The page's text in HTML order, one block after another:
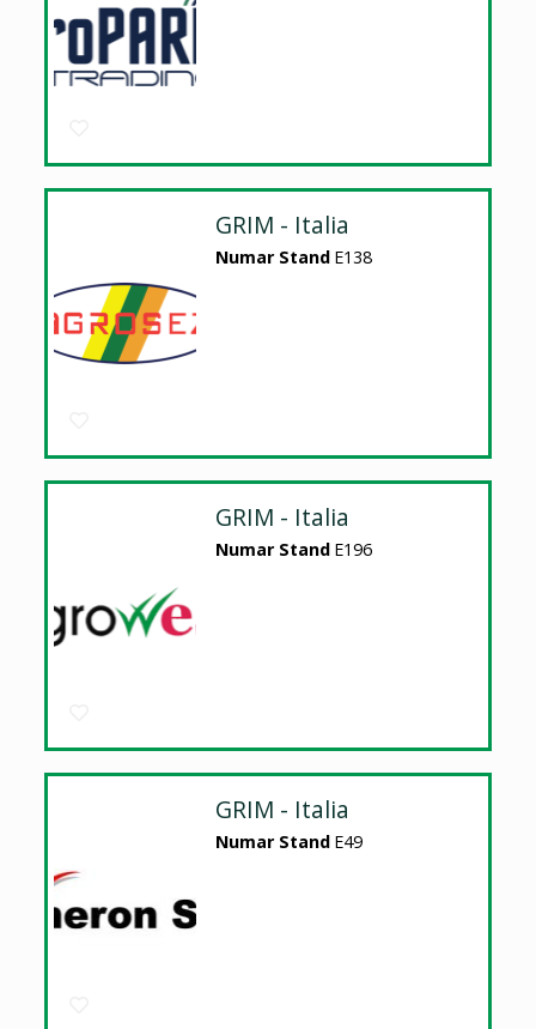
GRIM - Italia
Numar Stand E138
GRIM - Italia
Numar Stand E196
GRIM - Italia
Numar Stand E49